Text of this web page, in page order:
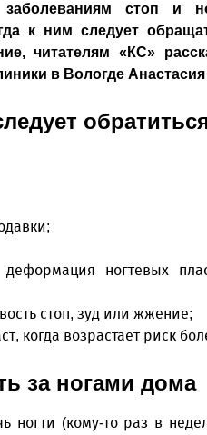
стоп и
к ним следует
читателям «КС»
в Вологде
ногтевых
стоп, зуд или жжение;
когда возрастает риск
за ногами дома
ногти (кому-то раз в